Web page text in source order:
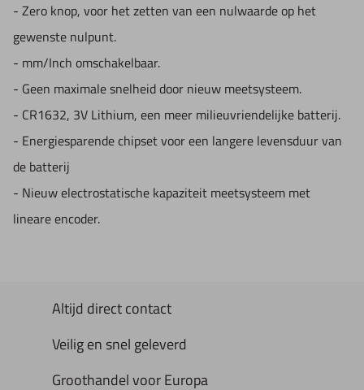
- Zero knop, voor het zetten van een nulwaarde op het
gewenste nulpunt.
- mm/Inch omschakelbaar.
- Geen maximale snelheid door nieuw meetsysteem.
- CR1632, 3V Lithium, een meer milieuvriendelijke batterij.
- Energiesparende chipset voor een langere levensduur van
de batterij
- Nieuw electrostatische kapaziteit meetsysteem met
lineare encoder.
Altijd direct contact
Veilig en snel geleverd
Groothandel voor Europa